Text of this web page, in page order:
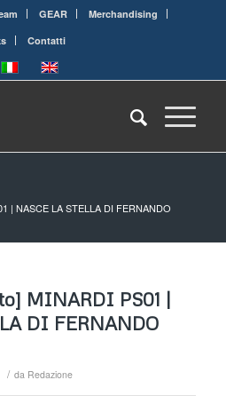
GEAR
Merchandising
Contatti
| NASCE LA STELLA DI FERNANDO
MINARDI PS01 |
DI FERNANDO
/ da Redazione